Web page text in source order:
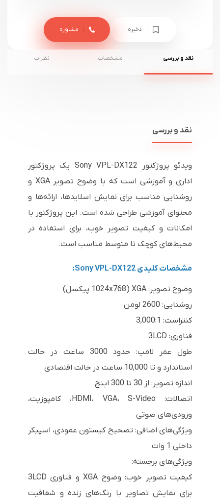
ذخیره مشاوره
نقد و بررسی مشخصات نظرات
نقد و بررسی
ویدئو پروژکتور Sony VPL-DX122 یک پروژکتور
اداری و آموزشی است که با وضوح تصویر XGA و
روشنایی مناسب برای نمایش اسلایدها، ارائه‌ها و
محتوای آموزشی طراحی شده است. این پروژکتور با
امکانات و کیفیت تصویر خوب، برای استفاده در
محیط‌های کوچک تا متوسط مناسب است.
مشخصات کلیدی Sony VPL-DX122:
وضوح تصویر: XGA (1024x768 پیکسل)
روشنایی: 2600 لومن
کنتراست: 3,000:1
فناوری: 3LCD
طول عمر لامپ: حدود 3000 ساعت در حالت
استاندارد و تا 10,000 ساعت در حالت اقتصادی
اندازه تصویر: از 30 تا 300 اینچ
اتصالات: HDMI، VGA، S-Video، کامپوزیت،
ورودی‌های صوتی
ویژگی‌های اضافی: تصحیح کیستون عمودی، اسپیکر
داخلی 1 وات
ویژگی‌های برجسته:
کیفیت تصویر خوب: وضوح XGA و فناوری 3LCD
برای نمایش تصاویر با رنگ‌های زنده و شفافیت